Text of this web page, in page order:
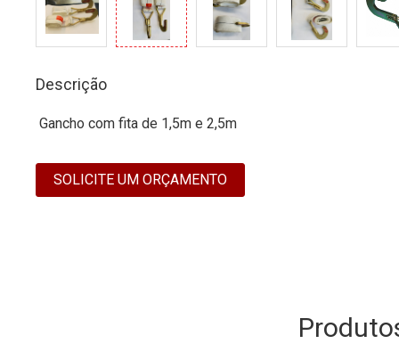
Descrição
Gancho com fita de 1,5m e 2,5m
SOLICITE UM ORÇAMENTO